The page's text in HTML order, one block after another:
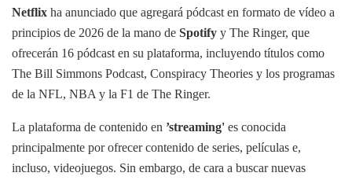
Netflix ha anunciado que agregará pódcast en formato de vídeo a
principios de 2026 de la mano de Spotify y The Ringer, que
ofrecerán 16 pódcast en su plataforma, incluyendo títulos como
The Bill Simmons Podcast, Conspiracy Theories y los programas
de la NFL, NBA y la F1 de The Ringer.
La plataforma de contenido en ’streaming' es conocida
principalmente por ofrecer contenido de series, películas e,
incluso, videojuegos. Sin embargo, de cara a buscar nuevas